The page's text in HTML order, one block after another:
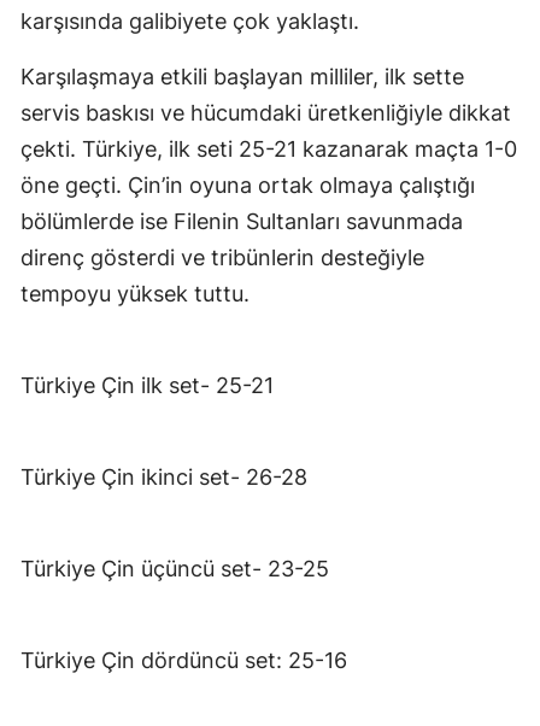
karşısında galibiyete çok yaklaştı.
Karşılaşmaya etkili başlayan milliler, ilk sette
servis baskısı ve hücumdaki üretkenliğiyle dikkat
çekti. Türkiye, ilk seti 25-21 kazanarak maçta 1-0
öne geçti. Çin’in oyuna ortak olmaya çalıştığı
bölümlerde ise Filenin Sultanları savunmada
direnç gösterdi ve tribünlerin desteğiyle
tempoyu yüksek tuttu.
Türkiye Çin ilk set- 25-21
Türkiye Çin ikinci set- 26-28
Türkiye Çin üçüncü set- 23-25
Türkiye Çin dördüncü set: 25-16